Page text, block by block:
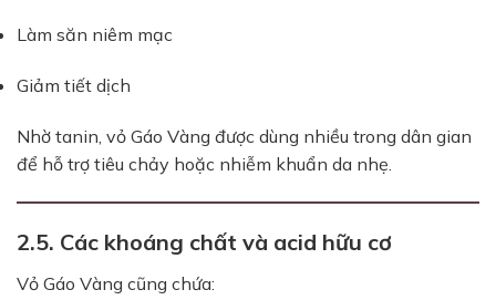
Làm săn niêm mạc
Giảm tiết dịch
Nhờ tanin, vỏ Gáo Vàng được dùng nhiều trong dân gian
để hỗ trợ tiêu chảy hoặc nhiễm khuẩn da nhẹ.
2.5. Các khoáng chất và acid hữu cơ
Vỏ Gáo Vàng cũng chứa: